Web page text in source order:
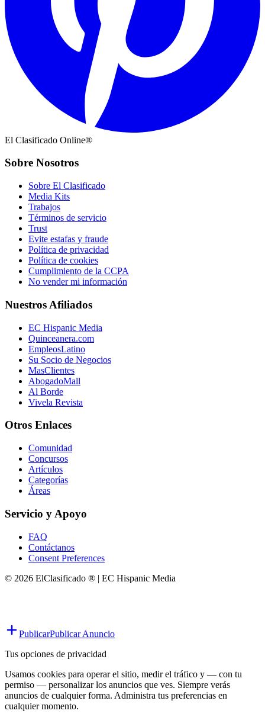
El Clasificado Online®
Sobre Nosotros
Sobre El Clasificado
Media Kits
Trabajos
Términos de servicio
Trust
Evite estafas y fraude
Política de privacidad
Política de cookies
Cumplimiento de la CCPA
No vender mi información
Nuestros Afiliados
EC Hispanic Media
Quinceanera.com
EmpleosLatino
Su Socio de Negocios
MasClientes
AbogadoMall
Al Borde
Vivela Revista
Otros Enlaces
Comunidad
Concursos
Artículos
Categorías
Áreas
Servicio y Apoyo
FAQ
Contáctanos
Consent Preferences
© 2026 ElClasificado ® | EC Hispanic Media
PublicarPublicar Anuncio
Tus opciones de privacidad
Usamos cookies para operar el sitio, medir el tráfico y — con tu
permiso — personalizar los anuncios que ves. Siempre verás
anuncios de cualquier forma. Administra tus preferencias en
cualquier momento.